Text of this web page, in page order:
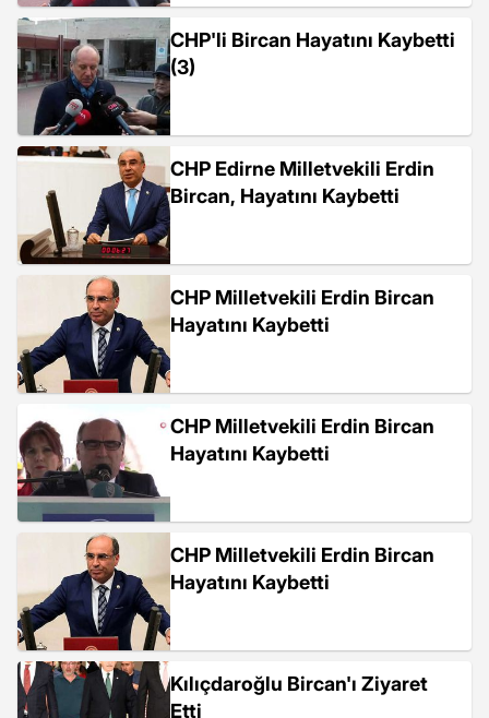
CHP'li Bircan Hayatını Kaybetti
(3)
CHP Edirne Milletvekili Erdin
Bircan, Hayatını Kaybetti
CHP Milletvekili Erdin Bircan
Hayatını Kaybetti
CHP Milletvekili Erdin Bircan
Hayatını Kaybetti
CHP Milletvekili Erdin Bircan
Hayatını Kaybetti
Kılıçdaroğlu Bircan'ı Ziyaret
Etti